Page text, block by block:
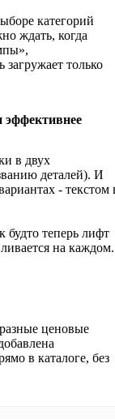
категорий
ждать, когда
загружает только
эффективнее
в двух
деталей). И
- текстом
будто теперь лифт
на каждом.
ценовые
в каталоге, без